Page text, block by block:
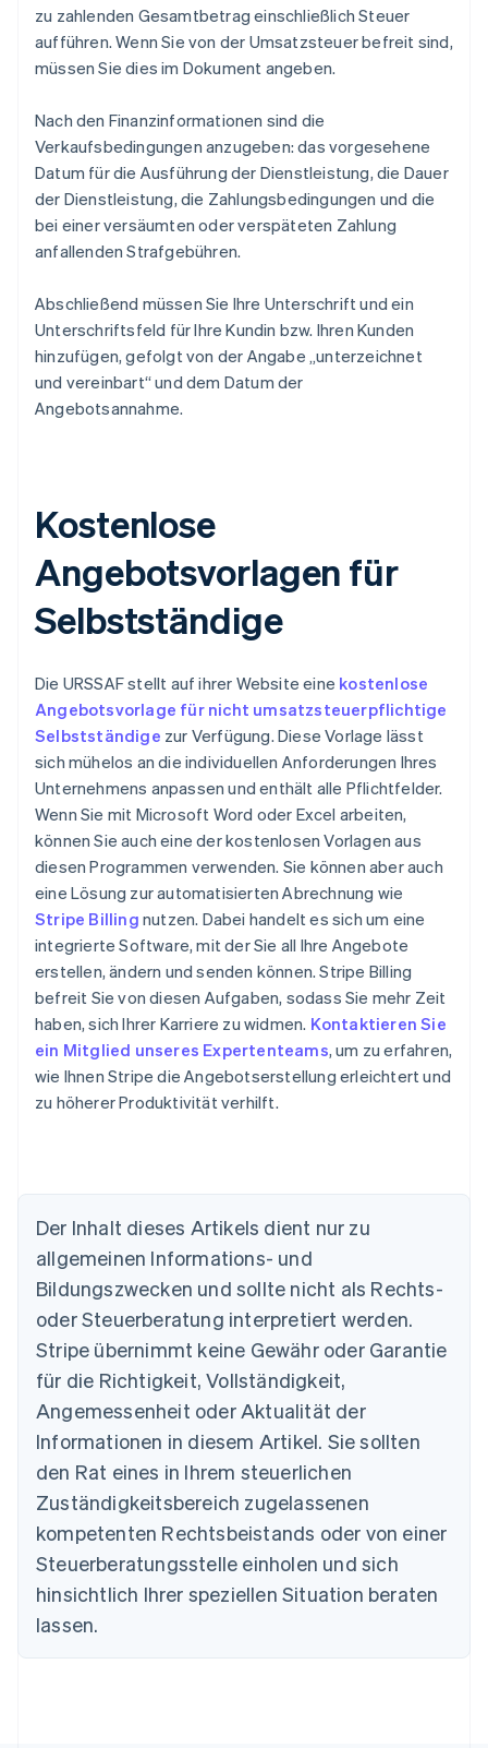
zu zahlenden Gesamtbetrag einschließlich Steuer
aufführen. Wenn Sie von der Umsatzsteuer befreit sind,
müssen Sie dies im Dokument angeben.
Nach den Finanzinformationen sind die
Verkaufsbedingungen anzugeben: das vorgesehene
Datum für die Ausführung der Dienstleistung, die Dauer
der Dienstleistung, die Zahlungsbedingungen und die
bei einer versäumten oder verspäteten Zahlung
anfallenden Strafgebühren.
Abschließend müssen Sie Ihre Unterschrift und ein
Unterschriftsfeld für Ihre Kundin bzw. Ihren Kunden
hinzufügen, gefolgt von der Angabe „unterzeichnet
und vereinbart“ und dem Datum der
Angebotsannahme.
Kostenlose
Angebotsvorlagen für
Selbstständige
Die URSSAF stellt auf ihrer Website eine kostenlose
Angebotsvorlage für nicht umsatzsteuerpflichtige
Selbstständige zur Verfügung. Diese Vorlage lässt
sich mühelos an die individuellen Anforderungen Ihres
Unternehmens anpassen und enthält alle Pflichtfelder.
Wenn Sie mit Microsoft Word oder Excel arbeiten,
können Sie auch eine der kostenlosen Vorlagen aus
diesen Programmen verwenden. Sie können aber auch
eine Lösung zur automatisierten Abrechnung wie
Stripe Billing nutzen. Dabei handelt es sich um eine
integrierte Software, mit der Sie all Ihre Angebote
erstellen, ändern und senden können. Stripe Billing
befreit Sie von diesen Aufgaben, sodass Sie mehr Zeit
haben, sich Ihrer Karriere zu widmen. Kontaktieren Sie
ein Mitglied unseres Expertenteams, um zu erfahren,
wie Ihnen Stripe die Angebotserstellung erleichtert und
zu höherer Produktivität verhilft.
Der Inhalt dieses Artikels dient nur zu
allgemeinen Informations- und
Bildungszwecken und sollte nicht als Rechts-
oder Steuerberatung interpretiert werden.
Stripe übernimmt keine Gewähr oder Garantie
für die Richtigkeit, Vollständigkeit,
Angemessenheit oder Aktualität der
Informationen in diesem Artikel. Sie sollten
den Rat eines in Ihrem steuerlichen
Zuständigkeitsbereich zugelassenen
kompetenten Rechtsbeistands oder von einer
Steuerberatungsstelle einholen und sich
hinsichtlich Ihrer speziellen Situation beraten
lassen.
Australien
English
Belgien
Brasilien
PortuguêsEnglish
Bulgarien
English
Dänemark
English
DeutschEnglish
Estland
English
Festlandchina
简体中文English
Finnland
Frankreich
FrançaisEnglish